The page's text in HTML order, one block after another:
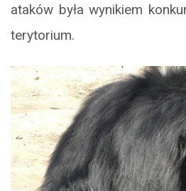
ataków była wynikiem
terytorium.